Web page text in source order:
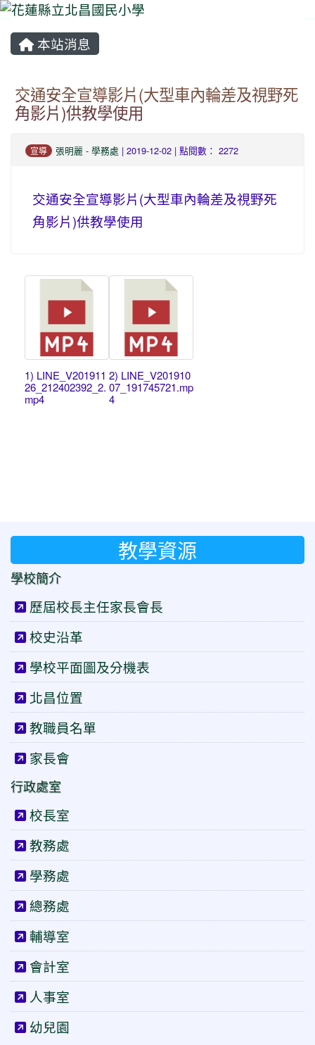
本站消息
交通安全宣導影片(大型車內輪差及視野死
角影片)供教學使用
宣導 張明麗 - 學務處 | 2019-12-02 | 點閱數： 2272
交通安全宣導影片(大型車內輪差及視野死
角影片)供教學使用
1) LINE_V201911
26_212402392_2.
mp4
2) LINE_V201910
07_191745721.mp
4
教學資源
學校簡介
歷屆校長主任家長會長
校史沿革
學校平面圖及分機表
北昌位置
教職員名單
家長會
行政處室
校長室
教務處
學務處
總務處
輔導室
會計室
人事室
幼兒園